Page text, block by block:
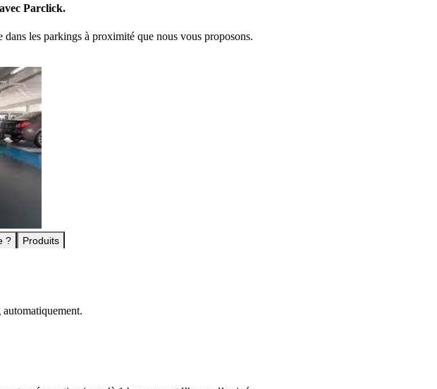
Parclick.
les parkings à proximité que nous vous proposons.
? Produits